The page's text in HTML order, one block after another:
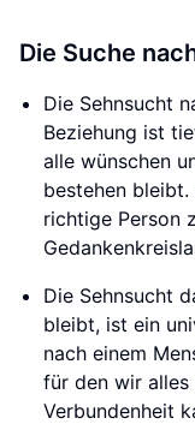
Die Suche
Die Sehnsucht
Beziehung ist
alle wünschen
bestehen
richtige Person
Die Sehnsucht
bleibt, ist ein
nach einem
für den wir alles
Verbundenheit